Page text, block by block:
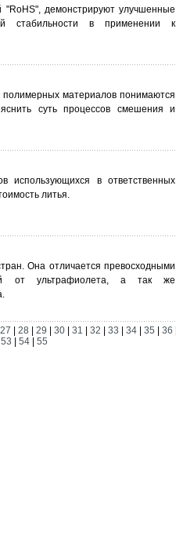
"RoHS", демонстрируют улучшенные
стабильности в применении к
материалов понимаются
суть процессов смешения и
использующихся в ответственных
литья.
Она отличается превосходными
от ультрафиолета, а так же
27 28 29 30 31 32 33 34 35 36
53 54| 55